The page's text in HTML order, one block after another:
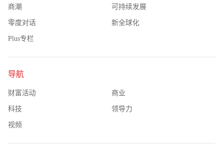
商潮 可持续发展
零度对话 新全球化
Plus专栏
导航
财富活动 商业
科技 领导力
视频